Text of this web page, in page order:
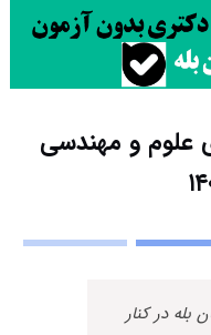
علوم و مهندسی
بله در کنار